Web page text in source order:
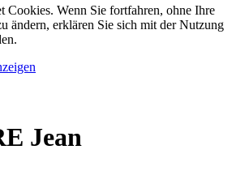
Cookies. Wenn Sie fortfahren, ohne Ihre
ändern, erklären Sie sich mit der Nutzung
Jean